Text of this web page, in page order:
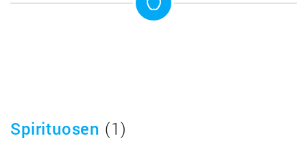
Spirituosen (1)